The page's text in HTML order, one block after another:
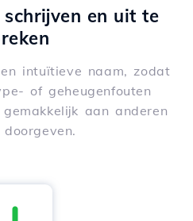
en uit te
intuïtieve naam, zodat
of geheugenfouten
aan anderen
doorgeven.